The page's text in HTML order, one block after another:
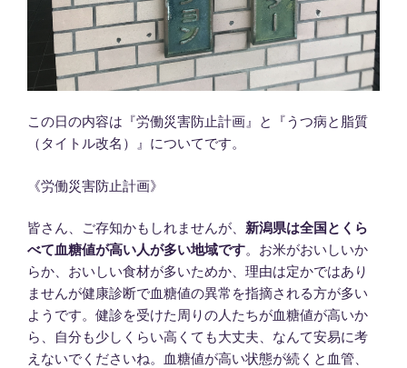
この日の内容は『労働災害防止計画』と『うつ病と脂質
（タイトル改名）』についてです。
《労働災害防止計画》
皆さん、ご存知かもしれませんが、 新潟県は全国とくら
べて血糖値が高い人が多い地域です。お米がおいしいか
らか、おいしい食材が多いためか、理由は定かではあり
ませんが健康診断で血糖値の異常を指摘される方が多い
ようです。健診を受けた周りの人たちが血糖値が高いか
ら、自分も少しくらい高くても大丈夫、なんて安易に考
えないでくださいね。血糖値が高い状態が続くと血管、